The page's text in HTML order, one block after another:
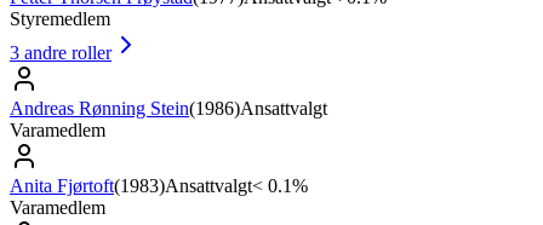
Styremedlem
3 andre roller
Andreas Rønning Stein(1986)Ansattvalgt
Varamedlem
Anita Fjørtoft(1983)Ansattvalgt< 0.1%
Varamedlem